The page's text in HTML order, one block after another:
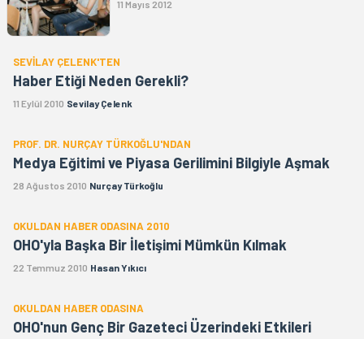
11 Mayıs 2012
SEVİLAY ÇELENK'TEN
Haber Etiği Neden Gerekli?
11 Eylül 2010 Sevilay Çelenk
PROF. DR. NURÇAY TÜRKOĞLU'NDAN
Medya Eğitimi ve Piyasa Gerilimini Bilgiyle Aşmak
28 Ağustos 2010 Nurçay Türkoğlu
OKULDAN HABER ODASINA 2010
OHO'yla Başka Bir İletişimi Mümkün Kılmak
22 Temmuz 2010 Hasan Yıkıcı
OKULDAN HABER ODASINA
OHO'nun Genç Bir Gazeteci Üzerindeki Etkileri